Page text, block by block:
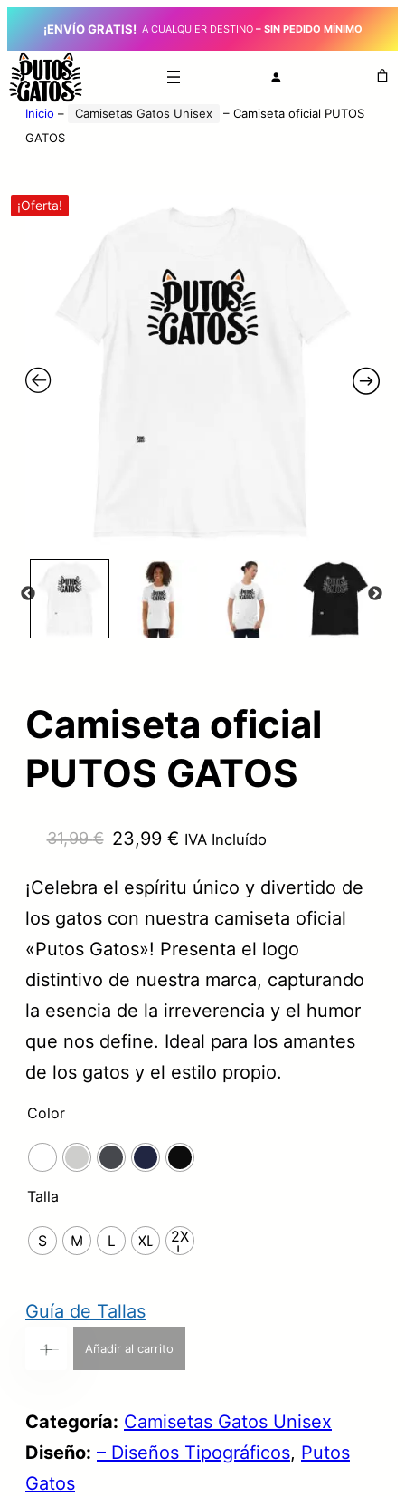
¡ENVÍO GRATIS! A CUALQUIER DESTINO– SIN PEDIDO MÍNIMO
Inicio – Camisetas Gatos Unisex – Camiseta oficial PUTOS
GATOS
¡Oferta!
Camiseta oficial
PUTOS GATOS
31,99€ E
p
r
e
c
o
o
i
g
n
e
:
3
23,99 € E
p
r
e
c
i
o
a
t
u
l
:
,
9
IVA Incluído
¡Celebra el espíritu único y divertido de
los gatos con nuestra camiseta oficial
«Putos Gatos»! Presenta el logo
distintivo de nuestra marca, capturando
la esencia de la irreverencia y el humor
que nos define. Ideal para los amantes
de los gatos y el estilo propio.
Color
Talla
S M L XL
2X
L
Guía de Tallas
i
s
Añadir al carrito
Categoría: Camisetas Gatos Unisex
Diseño: – Diseños Tipográficos, Putos
Gatos